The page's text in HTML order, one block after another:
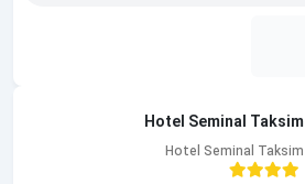
Hotel Seminal Taksim
Hotel Seminal Taksim